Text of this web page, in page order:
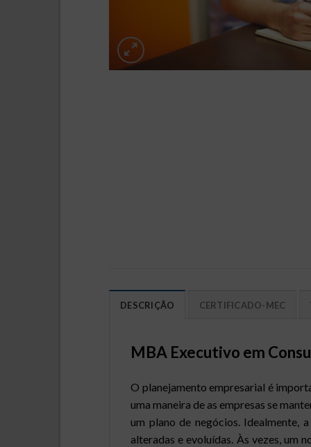
DESCRIÇÃO CERTIFICADO-MEC
MBA Executivo em
O planejamento empresarial é
uma maneira de as empresas se
um plano de negócios. Idealmente,
alteradas e evoluídas. Às vezes, um